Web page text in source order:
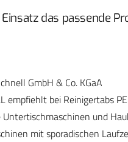
das passende
GmbH & Co. KGaA
empfiehlt bei Reinigertabs
Untertischmaschinen und
mit sporadischen